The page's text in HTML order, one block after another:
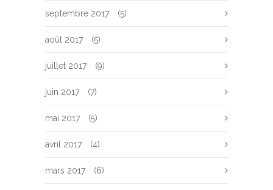
septembre 2017 (5)
août 2017 (5)
juillet 2017 (9)
juin 2017 (7)
mai 2017 (5)
avril 2017 (4)
mars 2017 (6)